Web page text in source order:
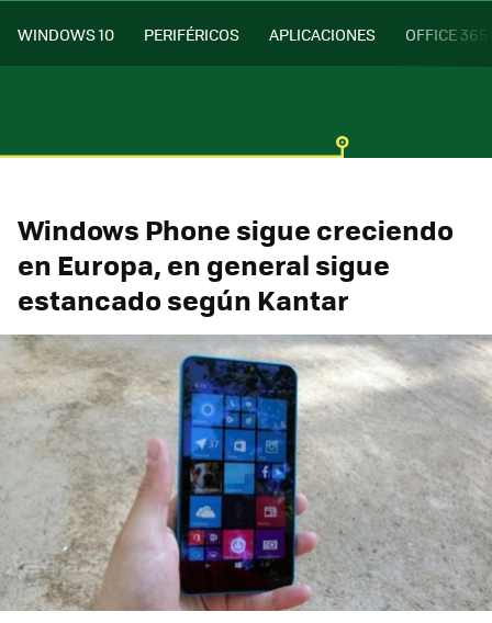
WINDOWS 10 PERIFÉRICOS APLICACIONES OFFICE 365
Windows Phone sigue creciendo
en Europa, en general sigue
estancado según Kantar